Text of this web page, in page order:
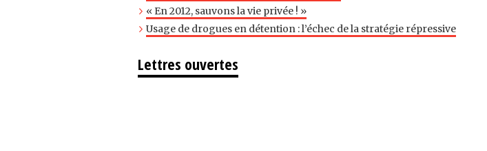
« En 2012, sauvons la vie privée ! »
Usage de drogues en détention : l’échec de la stratégie répressive
Lettres ouvertes